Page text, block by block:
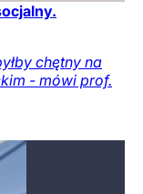
chętny na
- mówi prof.